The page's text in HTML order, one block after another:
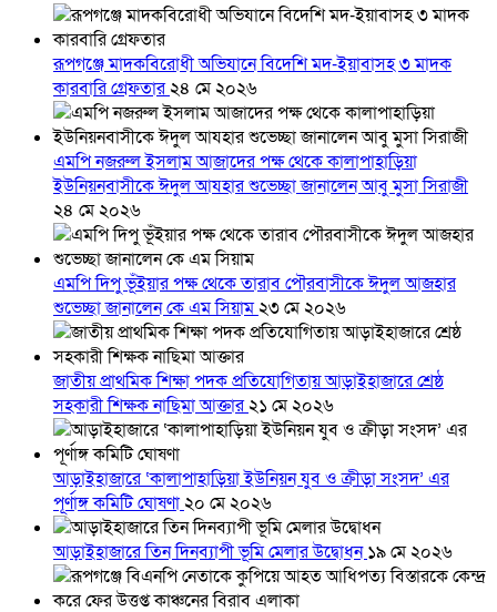
রূপগঞ্জে মাদকবিরোধী অভিযানে বিদেশি মদ-ইয়াবাসহ ৩ মাদক
কারবারি গ্রেফতার২৪ মে ২০২৬
এমপি নজরুল ইসলাম আজাদের পক্ষ থেকে কালাপাহাড়িয়া
ইউনিয়নবাসীকে ঈদুল আযহার শুভেচ্ছা জানালেন আবু মুসা সিরাজী
২৪ মে ২০২৬
এমপি দিপু ভূঁইয়ার পক্ষ থেকে তারাব পৌরবাসীকে ঈদুল আজহার
শুভেচ্ছা জানালেন কে এম সিয়াম২৩ মে ২০২৬
জাতীয় প্রাথমিক শিক্ষা পদক প্রতিযোগিতায় আড়াইহাজারে শ্রেষ্ঠ
সহকারী শিক্ষক নাছিমা আক্তার২১ মে ২০২৬
আড়াইহাজারে ‘কালাপাহাড়িয়া ইউনিয়ন যুব ও ক্রীড়া সংসদ’ এর
পূর্ণাঙ্গ কমিটি ঘোষণা২০ মে ২০২৬
আড়াইহাজারে তিন দিনব্যাপী ভূমি মেলার উদ্বোধন১৯ মে ২০২৬